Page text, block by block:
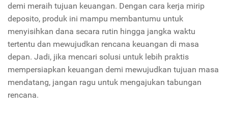
demi meraih tujuan keuangan. Dengan cara kerja mirip
deposito, produk ini mampu membantumu untuk
menyisihkan dana secara rutin hingga jangka waktu
tertentu dan mewujudkan rencana keuangan di masa
depan. Jadi, jika mencari solusi untuk lebih praktis
mempersiapkan keuangan demi mewujudkan tujuan masa
mendatang, jangan ragu untuk mengajukan tabungan
rencana.